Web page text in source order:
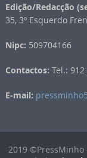
Edição/Redacção
35, 3º Esquerdo
Nipc: 509704166
Contactos: Tel.:
E-mail:
2019